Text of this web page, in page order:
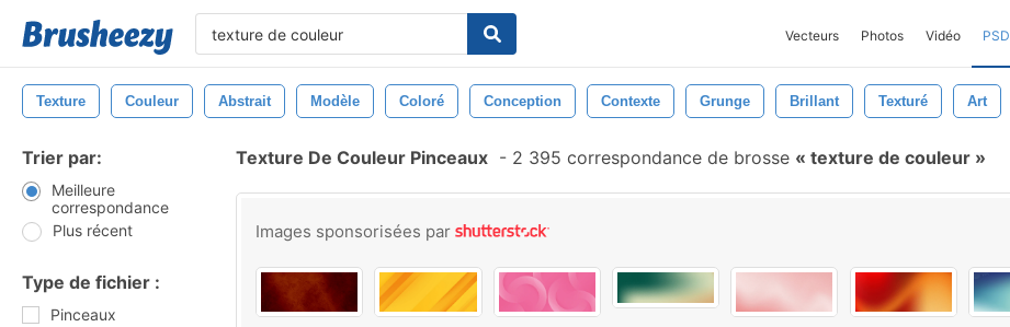
Vecteurs Photos Vidéo PSD
Texture Couleur Abstrait Modèle Coloré Conception Contexte Grunge Brillant Texturé Art
Trier par:
Meilleure
correspondance
Plus récent
Type de fichier :
Pinceaux
Texture De Couleur Pinceaux - 2 395 correspondance de brosse texture de couleur
Images sponsorisées par